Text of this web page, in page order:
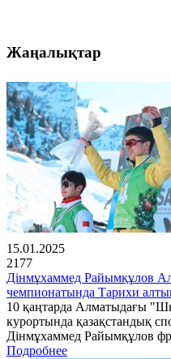
Жаңалықтар
15.01.2025
2177
Дінмұхаммед Райымқұлов
чемпионатында Тарихи
10 қаңтарда Алматыдағы
курортында қазақстандық
Дінмұхаммед Райымқұлов
Подробнее